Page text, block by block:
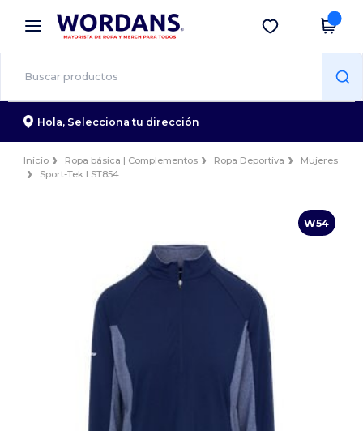
× App de Wordans
¡Mejores precios en app!
Descargar app
Hola, Selecciona tu dirección
Inicio Ropa básica | Complementos Ropa Deportiva
Mujeres
Sport-Tek LST854
W54